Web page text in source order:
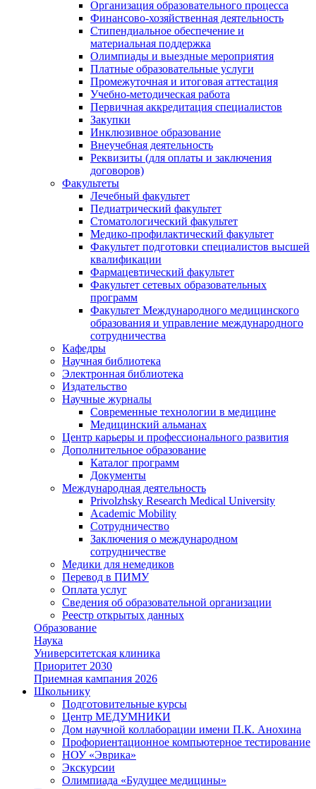
Организация образовательного процесса
Финансово-хозяйственная деятельность
Стипендиальное обеспечение и
материальная поддержка
Олимпиады и выездные мероприятия
Платные образовательные услуги
Промежуточная и итоговая аттестация
Учебно-методическая работа
Первичная аккредитация специалистов
Закупки
Инклюзивное образование
Внеучебная деятельность
Реквизиты (для оплаты и заключения
договоров)
Факультеты
Лечебный факультет
Педиатрический факультет
Стоматологический факультет
Медико-профилактический факультет
Факультет подготовки специалистов высшей
квалификации
Фармацевтический факультет
Факультет сетевых образовательных
программ
Факультет Международного медицинского
образования и управление международного
сотрудничества
Кафедры
Научная библиотека
Электронная библиотека
Издательство
Научные журналы
Современные технологии в медицине
Медицинский альманах
Центр карьеры и профессионального развития
Дополнительное образование
Каталог программ
Документы
Международная деятельность
Privolzhsky Research Medical University
Academic Mobility
Сотрудничество
Заключения о международном
сотрудничестве
Медики для немедиков
Перевод в ПИМУ
Оплата услуг
Сведения об образовательной организации
Реестр открытых данных
Образование
Наука
Университетская клиника
Приоритет 2030
Приемная кампания 2026
Школьнику
Подготовительные курсы
Центр МЕДУМНИКИ
Дом научной коллаборации имени П.К. Анохина
Профориентационное компьютерное тестирование
НОУ «Эврика»
Экскурсии
Олимпиада «Будущее медицины»